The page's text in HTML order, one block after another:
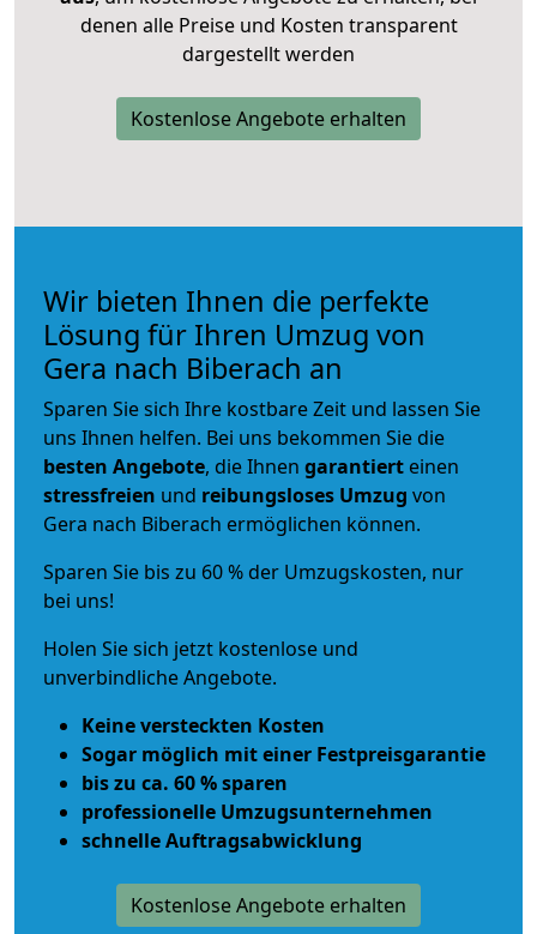
denen alle Preise und Kosten transparent
dargestellt werden
Kostenlose Angebote erhalten
Wir bieten Ihnen die perfekte
Lösung für Ihren Umzug von
Gera nach Biberach an
Sparen Sie sich Ihre kostbare Zeit und lassen Sie
uns Ihnen helfen. Bei uns bekommen Sie die
besten Angebote, die Ihnen garantiert einen
stressfreien und reibungsloses Umzug von
Gera nach Biberach ermöglichen können.
Sparen Sie bis zu 60 % der Umzugskosten, nur
bei uns!
Holen Sie sich jetzt kostenlose und
unverbindliche Angebote.
Keine versteckten Kosten
Sogar möglich mit einer Festpreisgarantie
bis zu ca. 60 % sparen
professionelle Umzugsunternehmen
schnelle Auftragsabwicklung
Kostenlose Angebote erhalten